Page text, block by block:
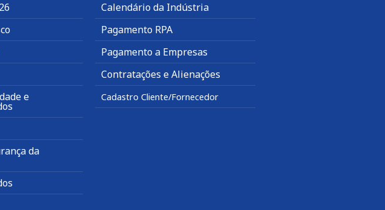
e
da
Calendário da Indústria
Pagamento RPA
Pagamento a Empresas
Contratações e Alienações
Cadastro Cliente/Fornecedor